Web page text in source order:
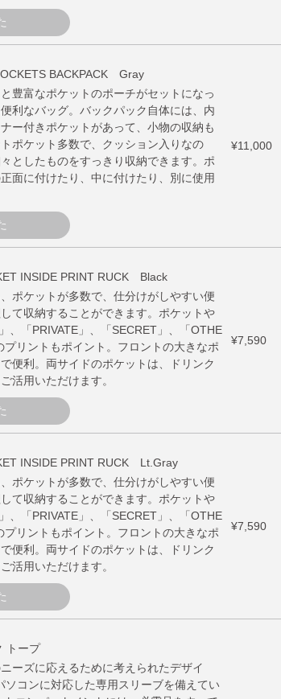
BACKPACK Gray
豊富なポケットのポーチがセットになっ
利なバッグ。バックパック自体には、内
ー付きポケットがあって、小物の収納も
ポケット多数で、クッション入りなの
としたものをすっきり収納できます。ポ
面に付けたり、中に付けたり、別に使用
¥11,000
INSIDE PRINT RUCK Black
ポケットが多数で、仕分けがしやすい便
て収納することができます。ポケットや
、「PRIVATE」、「SECRET」、「OTHE
プリントもポイント。フロントの大きなポ
便利。両サイドのポケットは、ドリンク
活用いただけます。
¥7,590
INSIDE PRINT RUCK Lt.Gray
ポケットが多数で、仕分けがしやすい便
て収納することができます。ポケットや
、「PRIVATE」、「SECRET」、「OTHE
プリントもポイント。フロントの大きなポ
便利。両サイドのポケットは、ドリンク
活用いただけます。
¥7,590
トープ
ーズに応えるために考えられたデザイ
ソコンに対応した専用スリーブを備えてい